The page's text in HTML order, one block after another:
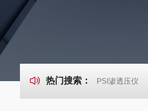
热门搜索： PSI渗透压仪